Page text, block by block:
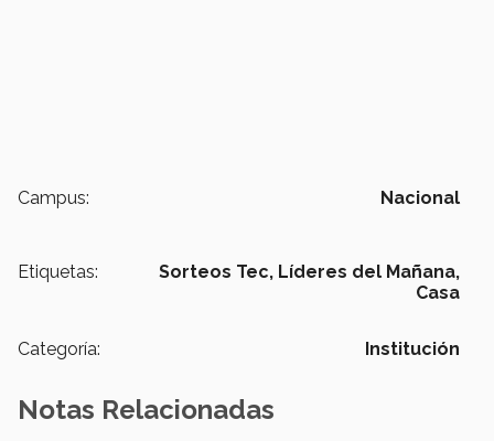
Campus: Nacional
Etiquetas: Sorteos Tec, Líderes del Mañana,
Casa
Categoría: Institución
Notas Relacionadas